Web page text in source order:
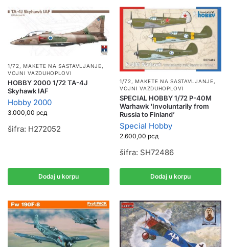
1/72,MAKETE NA SASTAVLJANJE,
VOJNI VAZDUHOPLOVI
HOBBY 2000 1/72 TA-4J
Skyhawk IAF
Hobby 2000
3.000,00 рсд
šifra: H272052
Dodaj u korpu
1/72,MAKETE NA SASTAVLJANJE,
VOJNI VAZDUHOPLOVI
SPECIAL HOBBY 1/72 P-40M
Warhawk ‘Involuntarily from
Russia to Finland’
Special Hobby
2.600,00 рсд
šifra: SH72486
Dodaj u korpu